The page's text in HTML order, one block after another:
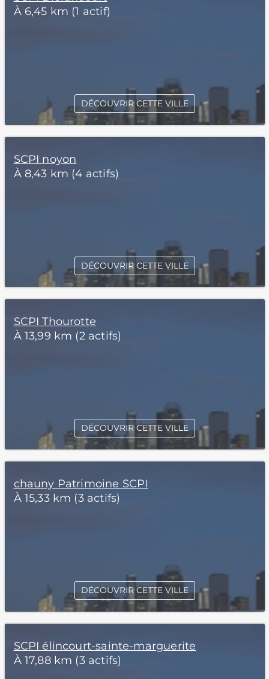
À 6,45 km (1 actif)
DÉCOUVRIR CETTE VILLE
SCPI noyon
À 8,43 km (4 actifs)
DÉCOUVRIR CETTE VILLE
SCPI Thourotte
À 13,99 km (2 actifs)
DÉCOUVRIR CETTE VILLE
chauny Patrimoine SCPI
À 15,33 km (3 actifs)
DÉCOUVRIR CETTE VILLE
SCPI élincourt-sainte-marguerite
À 17,88 km (3 actifs)